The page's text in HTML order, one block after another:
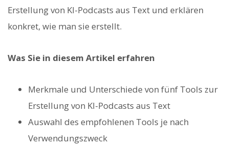
Erstellung von KI-Podcasts aus Text und erklären
konkret, wie man sie erstellt.
Was Sie in diesem Artikel erfahren
Merkmale und Unterschiede von fünf Tools zur
Erstellung von KI-Podcasts aus Text
Auswahl des empfohlenen Tools je nach
Verwendungszweck